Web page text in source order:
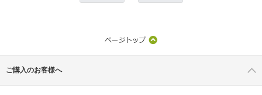
ご購入のお客様へ